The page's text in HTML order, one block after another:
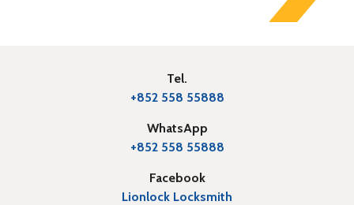
Tel.
+852 558 55888
WhatsApp
+852 558 55888
Facebook
Lionlock Locksmith